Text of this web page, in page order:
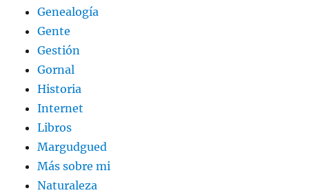
Genealogía
Gente
Gestión
Gornal
Historia
Internet
Libros
Margudgued
Más sobre mi
Naturaleza